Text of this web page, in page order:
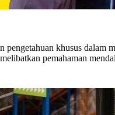
khusus
pemahaman